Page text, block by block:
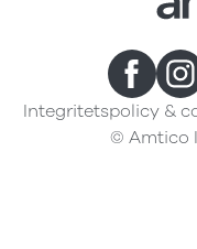
Integritetspolicy &
© Amtico